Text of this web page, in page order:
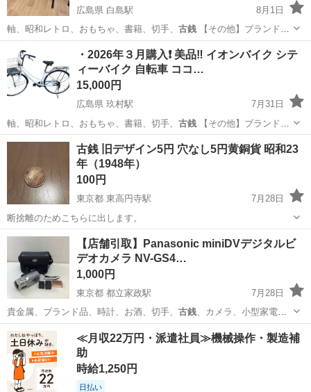
広島県 白島駅
8月1日
軸、昭和レトロ、おもちゃ、書籍、切手、 古銭【その他】ブランド家
具、電動自転車…
白島駅 テーブル
・2026年３月購入❗️ 美品‼️ イオンバイク シテ
ィーバイク 自転車 ココ…
15,000円
広島県 玖村駅
7月31日
軸、昭和レトロ、おもちゃ、書籍、切手、 古銭【その他】ブランド家
具、電動自転車、…
広島 広島市 玖村駅 その他 シティー
古銭 旧デザイン5円 穴なし5円黄銅貨 昭和23
年（1948年）
100円
東京都 東高円寺駅
7月28日
断捨離のためこちらに出します。
東京 杉並区 東高円寺駅
【店舗引取】Panasonic miniDVデジタルビ
デオカメラ NV-GS4…
1,000円
東京都 都立家政駅
7月28日
貴金属、ブランド品、時計、お酒、切手、 古銭、カメラ、小型家電な
ど 【買取できな…
東京 中野区 都立家政駅 ビデオカメラ、ムービーカメラ
≪月収22万円・派遣社員≫機械操作・製造補
助
時給1,250円
日払い